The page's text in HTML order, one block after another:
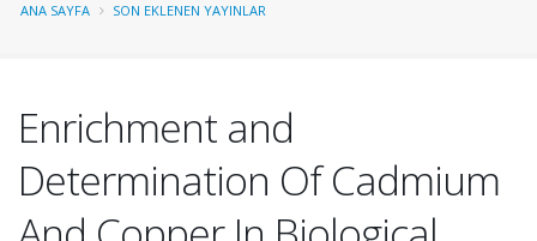
ANA SAYFA SON EKLENEN YAYINLAR
Enrichment and
Determination Of Cadmium